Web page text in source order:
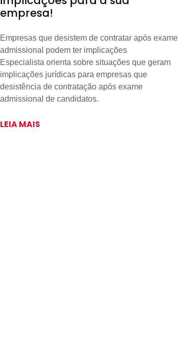
empresa!
Empresas que desistem de contratar após exame
admissional podem ter implicações
Especialista orienta sobre situações que geram
implicações jurídicas para empresas que
desistência de contratação após exame
admissional de candidatos.
LEIA MAIS